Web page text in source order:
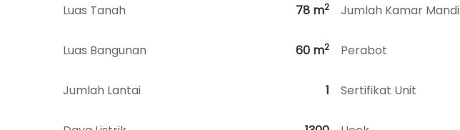
Luas Tanah 78 m2 Jumlah Kamar Mandi
Luas Bangunan 60 m2 Perabot
Jumlah Lantai 1 Sertifikat Unit